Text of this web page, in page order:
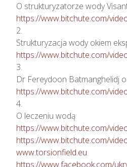
https://www.bitchute.com/
2.
https://www.bitchute.com/
3.
https://www.bitchute.com/
4.
https://www.bitchute.com/
https://www.bitchute.com/
www.torsionfield.eu
https://www.facebook.com/